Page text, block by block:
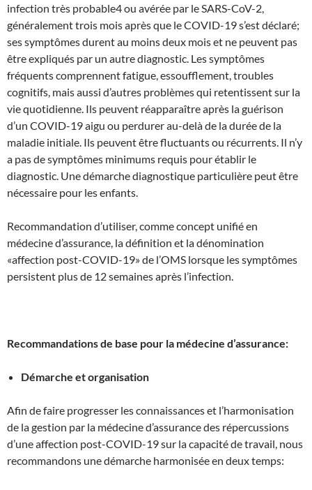
infection très probable4 ou avérée par le SARS-CoV-2,
généralement trois mois après que le COVID-19 s’est déclaré;
ses symptômes durent au moins deux mois et ne peuvent pas
être expliqués par un autre diagnostic. Les symptômes
fréquents comprennent fatigue, essoufflement, troubles
cognitifs, mais aussi d’autres problèmes qui retentissent sur la
vie quotidienne. Ils peuvent réapparaître après la guérison
d’un COVID-19 aigu ou perdurer au-delà de la durée de la
maladie initiale. Ils peuvent être fluctuants ou récurrents. Il n’y
a pas de symptômes minimums requis pour établir le
diagnostic. Une démarche diagnostique particulière peut être
nécessaire pour les enfants.
Recommandation d’utiliser, comme concept unifié en
médecine d’assurance, la définition et la dénomination
«affection post-COVID-19» de l’OMS lorsque les symptômes
persistent plus de 12 semaines après l’infection.
Recommandations de base pour la médecine d’assurance:
Démarche et organisation
Afin de faire progresser les connaissances et l’harmonisation
de la gestion par la médecine d’assurance des répercussions
d’une affection post-COVID-19 sur la capacité de travail, nous
recommandons une démarche harmonisée en deux temps: